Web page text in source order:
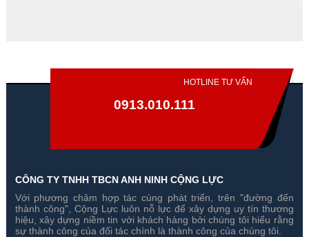
HOTLINE TƯ VẤN
0913.010.111
CÔNG TY TNHH TBCN ANH NINH CỘNG LỰC
Với phương châm hợp tác cùng phát triển, trên "đường đến
thành công", Cộng Lực luôn nỗ lực để xây dựng uy tín thương
hiệu, xây dựng niềm tin với khách hàng bởi chúng tôi hiểu rằng
sự thành công của đối tác chính là thành công của chúng tôi.